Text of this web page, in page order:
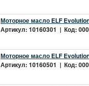
Моторное масло ELF
Артикул: 10160301 | Код:
Моторное масло ELF
Артикул: 10160501 | Код: